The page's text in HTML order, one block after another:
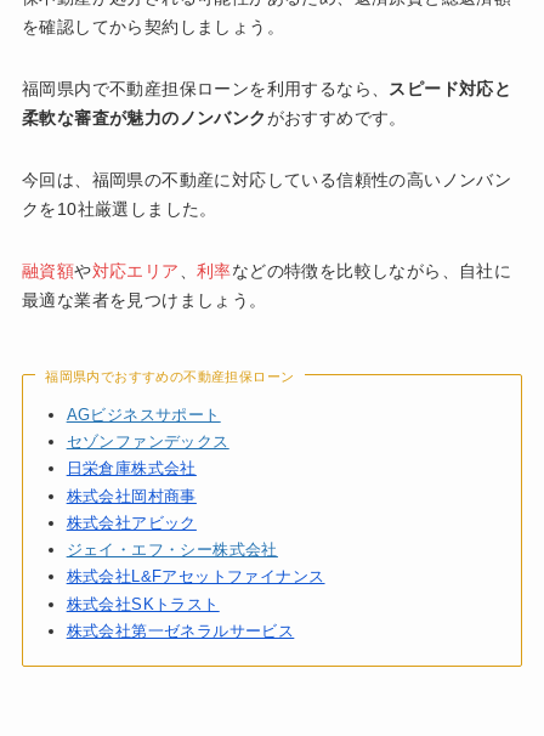
を確認してから契約しましょう。
福岡県内で不動産担保ローンを利用するなら、
スピード対応と
柔軟な審査が魅力のノンバンク がおすすめです。
今回は、福岡県の不動産に対応している信頼性の高いノンバン
クを10社厳選しました。
融資額や対応エリア 利率などの特徴を比較しながら、自社に
最適な業者を見つけましょう。
福岡県内でおすすめの不動産担保ローン
AGビジネスサポート
セゾンファンデックス
日栄倉庫株式会社
株式会社岡村商事
株式会社アビック
ジェイ・エフ・シー株式会社
株式会社L&Fアセットファイナンス
株式会社SKトラスト
株式会社第一ゼネラルサービス